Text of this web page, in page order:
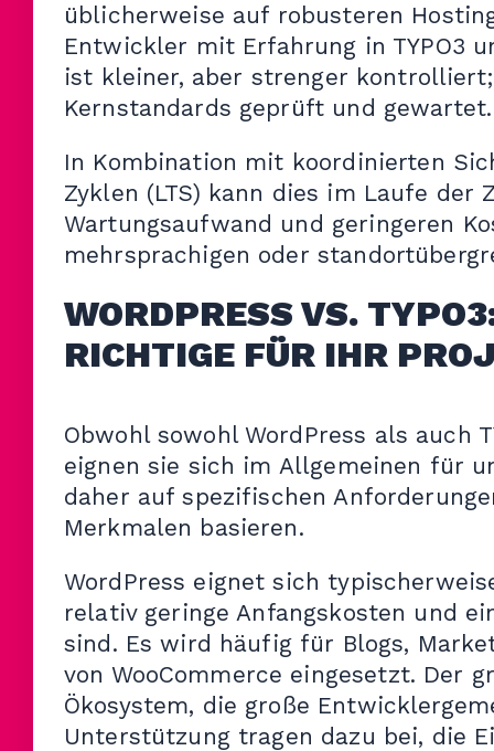
üblicherweise auf robusteren
Entwickler mit Erfahrung in TYPO3
ist kleiner, aber strenger
Kernstandards geprüft und gewartet.
In Kombination mit koordinierten
Zyklen (LTS) kann dies im Laufe der
Wartungsaufwand und geringeren
mehrsprachigen oder
WORDPRESS VS.
RICHTIGE FÜR IHR
Obwohl sowohl WordPress als auch
eignen sie sich im Allgemeinen für
daher auf spezifischen
Merkmalen basieren.
WordPress eignet sich
relativ geringe Anfangskosten und
sind. Es wird häufig für Blogs,
von WooCommerce eingesetzt. Der
Ökosystem, die große
Unterstützung tragen dazu bei, die